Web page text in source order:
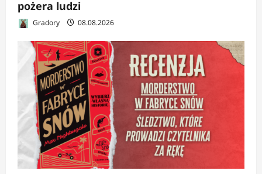
pożera ludzi
Gradory 08.08.2026